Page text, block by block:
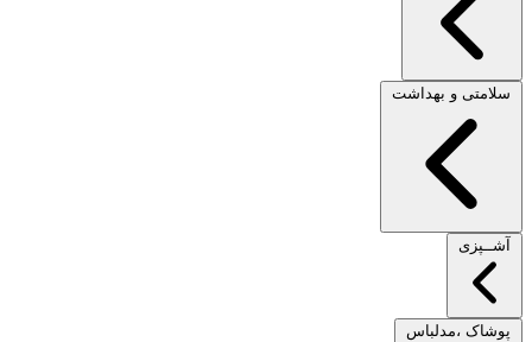
سلامتی و بهداشت
آشــپزی
پوشاک ،مدلباس